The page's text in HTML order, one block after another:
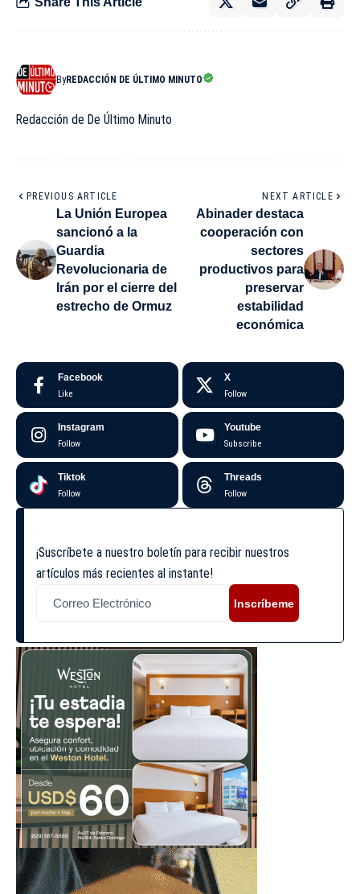
ByREDACCIÓN DE ÚLTIMO MINUTO
Redacción de De Último Minuto
PREVIOUS ARTICLE
La Unión Europea
sancionó a la
Guardia
Revolucionaria de
Irán por el cierre del
estrecho de Ormuz
NEXT ARTICLE
Abinader destaca
cooperación con
sectores
productivos para
preservar
estabilidad
económica
Facebook
Like
X
Follow
Instagram
Follow
Youtube
Subscribe
Tiktok
Follow
Threads
Follow
¡Suscríbete a nuestro boletín para recibir nuestros
artículos más recientes al instante!
Inscríbeme